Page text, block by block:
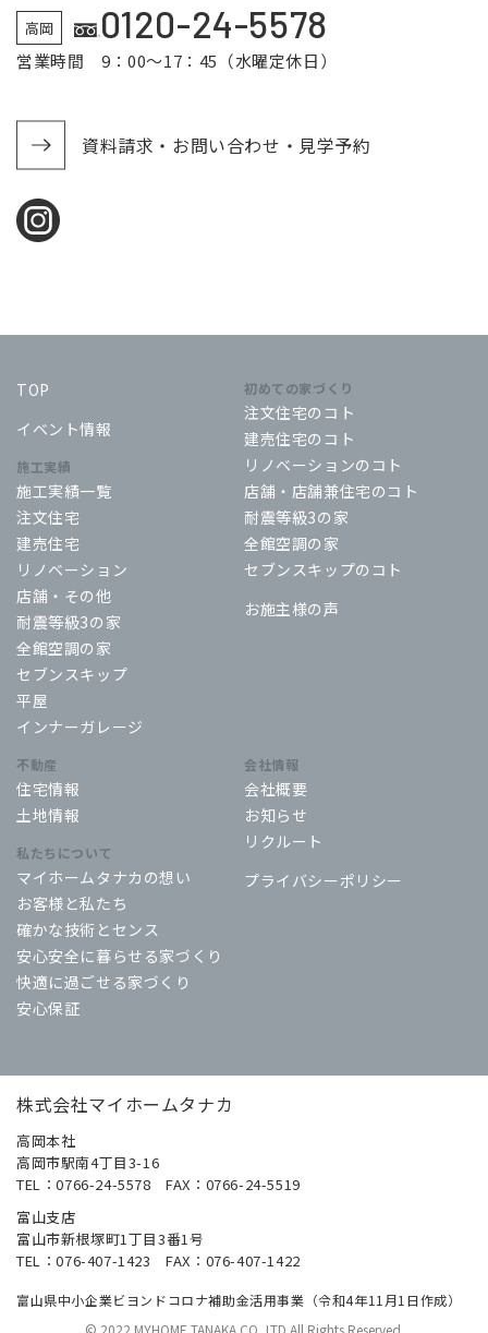
高岡 0120-24-5578
営業時間 9：00～17：45（水曜定休日）
資料請求・お問い合わせ・見学予約
TOP
イベント情報
施工実績
施工実績一覧
注文住宅
建売住宅
リノベーション
店舗・その他
耐震等級3の家
全館空調の家
セブンスキップ
平屋
インナーガレージ
初めての家づくり
注文住宅のコト
建売住宅のコト
リノベーションのコト
店舗・店舗兼住宅のコト
耐震等級3の家
全館空調の家
セブンスキップのコト
お施主様の声
不動産
住宅情報
土地情報
私たちについて
マイホームタナカの想い
お客様と私たち
確かな技術とセンス
安心安全に暮らせる家づくり
快適に過ごせる家づくり
安心保証
会社情報
会社概要
お知らせ
リクルート
プライバシーポリシー
株式会社マイホームタナカ
高岡本社
高岡市駅南4丁目3-16
TEL：0766-24-5578 FAX：0766-24-5519
富山支店
富山市新根塚町1丁目3番1号
TEL：076-407-1423 FAX：076-407-1422
富山県中小企業ビヨンドコロナ補助金活用事業（令和4年11月1日作成）
© 2022 MYHOME TANAKA CO.,LTD All Rights Reserved.